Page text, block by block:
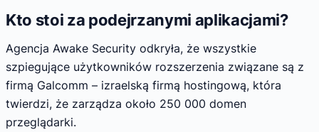
Kto stoi za podejrzanymi aplikacjami?
Agencja Awake Security odkryła, że wszystkie
szpiegujące użytkowników rozszerzenia związane są z
firmą Galcomm – izraelską firmą hostingową, która
twierdzi, że zarządza około 250 000 domen
przeglądarki.